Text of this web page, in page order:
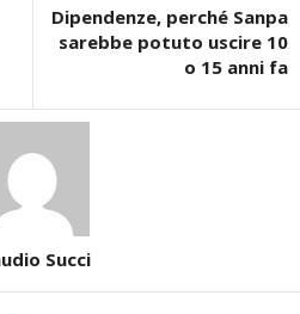
Dipendenze, perché Sanpa
sarebbe potuto uscire 10
o 15 anni fa
Succi